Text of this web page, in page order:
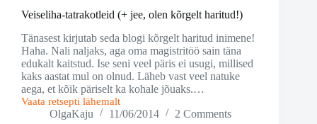
Veiseliha-tatrakotleid (+ jee, olen kõrgelt haritud!)
Tänasest kirjutab seda blogi kõrgelt haritud inimene!
Haha. Nali naljaks, aga oma magistritöö sain täna
edukalt kaitstud. Ise seni veel päris ei usugi, millised
kaks aastat mul on olnud. Läheb vast veel natuke
aega, et kõik päriselt ka kohale jõuaks.…
Vaata retsepti lähemalt
Veiseliha-
tatrakotleidOlgaKaju 11/06/2014 2 Comments